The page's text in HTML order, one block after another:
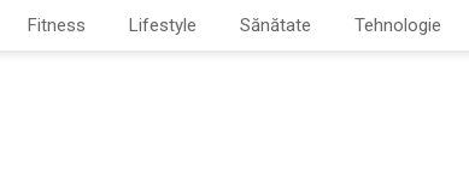
Fitness Lifestyle Sănătate Tehnologie